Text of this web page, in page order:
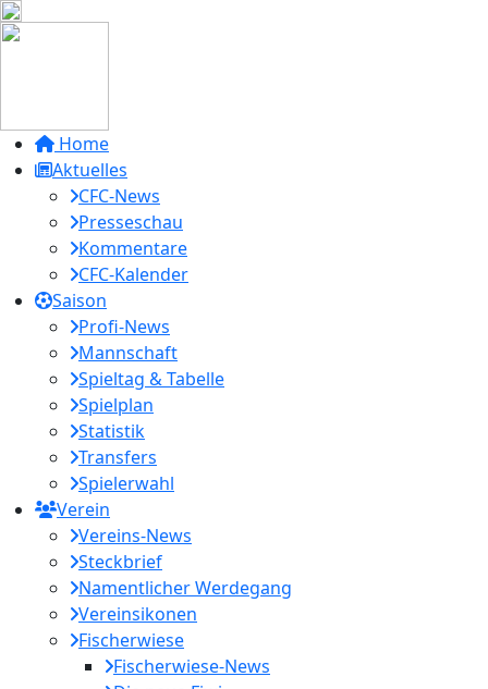
Home
Aktuelles
CFC-News
Presseschau
Kommentare
CFC-Kalender
Saison
Profi-News
Mannschaft
Spieltag & Tabelle
Spielplan
Statistik
Transfers
Spielerwahl
Verein
Vereins-News
Steckbrief
Namentlicher Werdegang
Vereinsikonen
Fischerwiese
Fischerwiese-News